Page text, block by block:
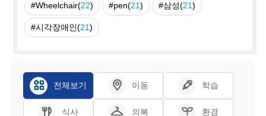
#Wheelchair(22) #pen(21) #삼성(21)
#시각장애인(21)
전체보기 이동 학습
식사 의복 환경